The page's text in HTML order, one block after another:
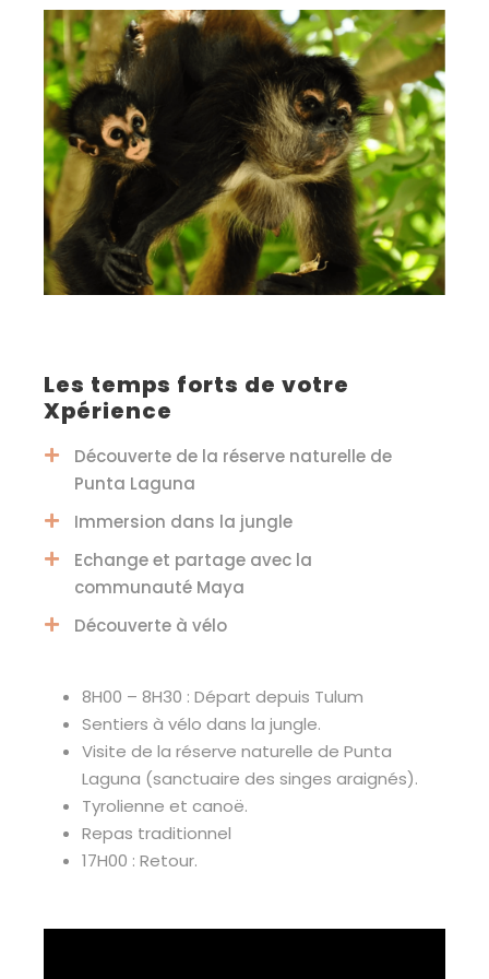
Les temps forts de votre
Xpérience
Découverte de la réserve naturelle de
Punta Laguna
Immersion dans la jungle
Echange et partage avec la
communauté Maya
Découverte à vélo
8H00 – 8H30 : Départ depuis Tulum
Sentiers à vélo dans la jungle.
Visite de la réserve naturelle de Punta
Laguna (sanctuaire des singes araignés).
Tyrolienne et canoë.
Repas traditionnel
17H00 : Retour.